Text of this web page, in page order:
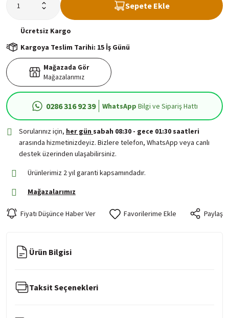
Sepete Ekle
Ücretsiz Kargo
Kargoya Teslim Tarihi: 15 İş Günü
Mağazada Gör
Mağazalarımız
0286 316 92 39 WhatsApp Bilgi ve Sipariş Hattı
Sorularınız için, her gün sabah 08:30 - gece 01:30 saatleri
arasında hizmetinizdeyiz. Bizlere telefon, WhatsApp veya canlı
destek üzerinden ulaşabilirsiniz.
Ürünlerimiz 2 yıl garanti kapsamındadır.
Mağazalarımız
Fiyatı Düşünce Haber Ver Paylaş
Ürün Bilgisi
Taksit Seçenekleri